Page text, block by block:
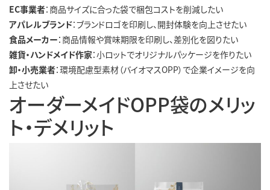
EC事業者：商品サイズに合った袋で梱包コストを削減したい
アパレルブランド：ブランドロゴを印刷し、開封体験を向上させたい
食品メーカー：商品情報や賞味期限を印刷し、差別化を図りたい
雑貨・ハンドメイド作家：小ロットでオリジナルパッケージを作りたい
卸・小売業者：環境配慮型素材（バイオマスOPP）で企業イメージを向
上させたい
オーダーメイドOPP袋のメリッ
ト・デメリット